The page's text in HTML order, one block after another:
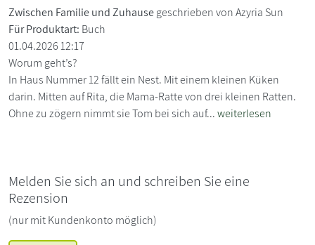
Zwischen Familie und Zuhausegeschrieben von Azyria Sun
Für Produktart: Buch
01.04.2026 12:17
Worum geht’s?
In Haus Nummer 12 fällt ein Nest. Mit einem kleinen Küken
darin. Mitten auf Rita, die Mama-Ratte von drei kleinen Ratten.
Ohne zu zögern nimmt sie Tom bei sich auf...weiterlesen
Melden Sie sich an und schreiben Sie eine
Rezension
(nur mit Kundenkonto möglich)